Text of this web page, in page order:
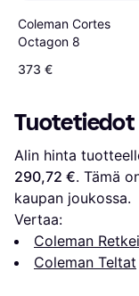
Coleman Cortes
Octagon 8
373 €
Tuotetiedot
Alin hinta
290,72 €. Tämä
kaupan joukossa.
Vertaa:
Coleman
Coleman Teltat